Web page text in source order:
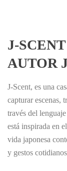
J-
AUTOR
J-Scent, es una
capturar escenas,
través del
está inspirada en
vida japonesa
y gestos